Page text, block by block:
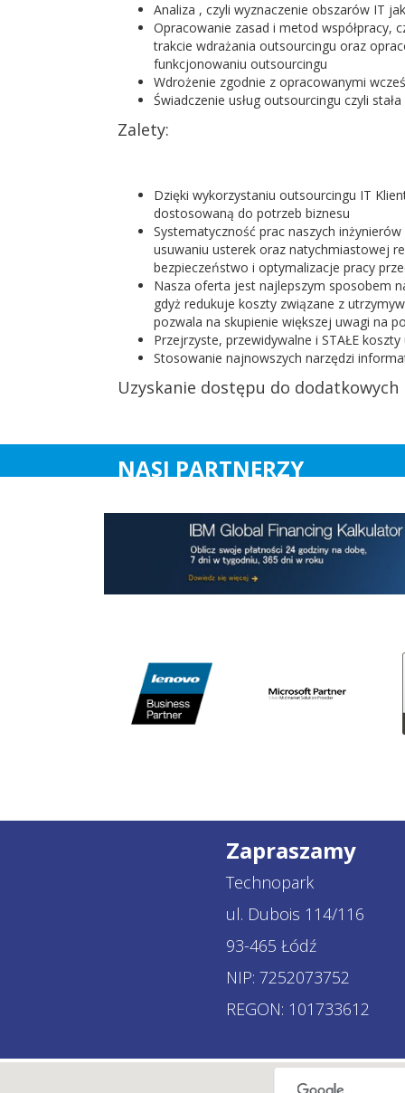
Analiza , czyli wyznaczenie obszarów IT
Opracowanie zasad i metod współpracy,
trakcie wdrażania outsourcingu oraz
funkcjonowaniu outsourcingu
Wdrożenie zgodnie z opracowanymi
Świadczenie usług outsourcingu czyli
Zalety:
Dzięki wykorzystaniu outsourcingu IT
dostosowaną do potrzeb biznesu
Systematyczność prac naszych
usuwaniu usterek oraz natychmiastowej
bezpieczeństwo i optymalizacje pracy
Nasza oferta jest najlepszym sposobem
gdyż redukuje koszty związane z
pozwala na skupienie większej uwagi na
Przejrzyste, przewidywalne i STAŁE
Stosowanie najnowszych narzędzi
Uzyskanie dostępu do
NASI PARTNERZY
Zapraszamy
Technopark
ul. Dubois 114/116
93-465 Łódź
NIP: 7252073752
REGON: 101733612